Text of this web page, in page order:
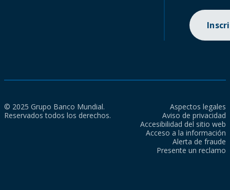
© 2025 Grupo Banco Mundial.
Reservados todos los derechos.
Aspectos legales
Aviso de privacidad
Accesibilidad del sitio web
Acceso a la información
Alerta de fraude
Presente un reclamo